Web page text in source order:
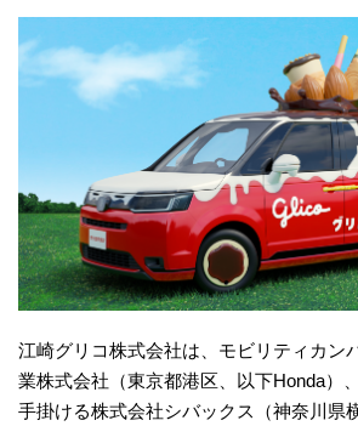
江崎グリコ株式会社は、モビリティカン
業株式会社（東京都港区、以下Honda）
手掛ける株式会社シバックス（神奈川県